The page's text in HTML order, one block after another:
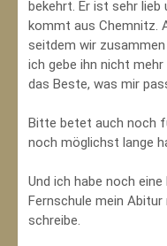
bekehrt. Er ist sehr
kommt aus Chemnitz.
seitdem wir zusammen
ich gebe ihn nicht
das Beste, was mir
Bitte betet auch noch
noch möglichst lange
Und ich habe noch
Fernschule mein
schreibe.